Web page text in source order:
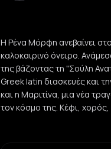
Η Ρένα Μόρφη ανεβαίνει
καλοκαιρινό όνειρο.
της βάζοντας τη "Σούλη
Greek latin διασκευές και
και η Μαριτίνα, μια νέα
τον κόσμο της. Κέφι, χορός,